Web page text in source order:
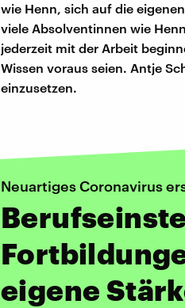
wie Henn, sich auf die
viele Absolventinnen wie
jederzeit mit der Arbeit
Wissen voraus seien. Antje
einzusetzen.
Neuartiges Coronavirus
eigene